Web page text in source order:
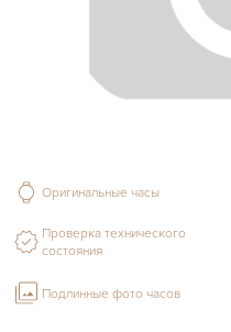
Оригинальные часы
Проверка технического
состояния
Подлинные фото часов